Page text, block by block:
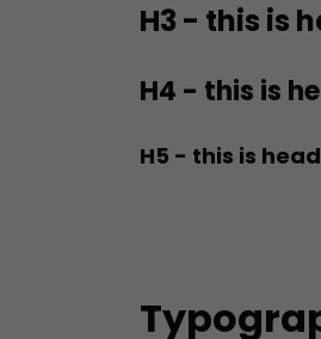
H3 - this is
H4 - this is
H5 - this is